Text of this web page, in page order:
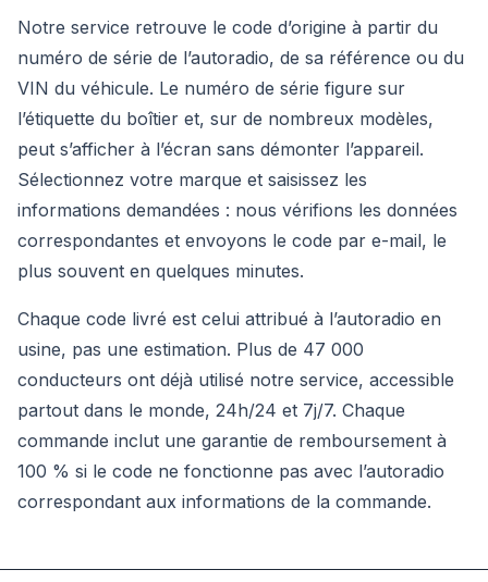
Notre service retrouve le code d’origine à partir du
numéro de série de l’autoradio, de sa référence ou du
VIN du véhicule. Le numéro de série figure sur
l’étiquette du boîtier et, sur de nombreux modèles,
peut s’afficher à l’écran sans démonter l’appareil.
Sélectionnez votre marque et saisissez les
informations demandées : nous vérifions les données
correspondantes et envoyons le code par e-mail, le
plus souvent en quelques minutes.
Chaque code livré est celui attribué à l’autoradio en
usine, pas une estimation. Plus de 47 000
conducteurs ont déjà utilisé notre service, accessible
partout dans le monde, 24h/24 et 7j/7. Chaque
commande inclut une garantie de remboursement à
100 % si le code ne fonctionne pas avec l’autoradio
correspondant aux informations de la commande.